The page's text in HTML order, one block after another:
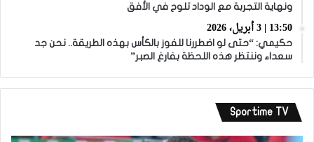
ونهاية التجربة مع الوداد تلوح في الأفق
13:50 | 3 أبريل، 2026
حكيمي: “حتى لو اضطررنا للفوز بالكأس بهذه الطريقة.. نحن جد
سعداء وننتظر هذه اللحظة بفارغ الصبر”
Sportime TV